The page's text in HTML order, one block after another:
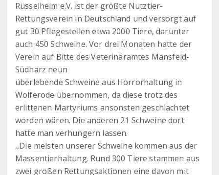
Rüsselheim e.V. ist der größte Nutztier-
Rettungsverein in Deutschland und versorgt auf
gut 30 Pflegestellen etwa 2000 Tiere, darunter
auch 450 Schweine. Vor drei Monaten hatte der
Verein auf Bitte des Veterinäramtes Mansfeld-
Südharz neun
überlebende Schweine aus Horrorhaltung in
Wolferode übernommen, da diese trotz des
erlittenen Martyriums ansonsten geschlachtet
worden wären. Die anderen 21 Schweine dort
hatte man verhungern lassen.
,,Die meisten unserer Schweine kommen aus der
Massentierhaltung. Rund 300 Tiere stammen aus
zwei großen Rettungsaktionen eine davon mit